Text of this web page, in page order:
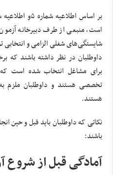
است، منبعی از طرف دبیرخانه
شایستگی‌های شغلی الزامی و
داوطلبان در نظر داشته باشند
برای مشاغل انتخاب شده است که
تخصصی هستند و داوطلبان ملزم
هستند.
نکاتی که داوطلبان باید قبل و حین
باشند:
آمادگی قبل از شروع